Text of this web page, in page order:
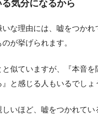
気分になるから
な理由には、嘘をつかれ
が挙げられます。
似ていますが、『本音を
と感じる人もいるでしょ
いほど、嘘をつかれてい